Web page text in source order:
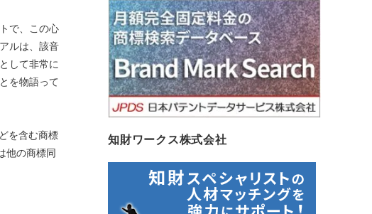
で、この心
ルは、該音
して非常に
を物語って
を含む商標
他の商標同
イ
ブ
知財ワークス株式会社